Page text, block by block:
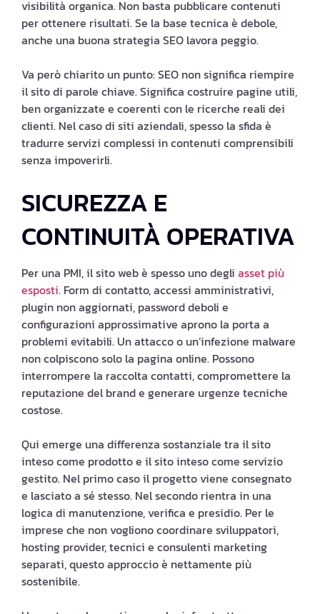
visibilità organica. Non basta pubblicare contenuti
per ottenere risultati. Se la base tecnica è debole,
anche una buona strategia SEO lavora peggio.
Va però chiarito un punto: SEO non significa riempire
il sito di parole chiave. Significa costruire pagine utili,
ben organizzate e coerenti con le ricerche reali dei
clienti. Nel caso di siti aziendali, spesso la sfida è
tradurre servizi complessi in contenuti comprensibili
senza impoverirli.
SICUREZZA E
CONTINUITÀ OPERATIVA
Per una PMI, il sito web è spesso uno degli asset più
esposti. Form di contatto, accessi amministrativi,
plugin non aggiornati, password deboli e
configurazioni approssimative aprono la porta a
problemi evitabili. Un attacco o un’infezione malware
non colpiscono solo la pagina online. Possono
interrompere la raccolta contatti, compromettere la
reputazione del brand e generare urgenze tecniche
costose.
Qui emerge una differenza sostanziale tra il sito
inteso come prodotto e il sito inteso come servizio
gestito. Nel primo caso il progetto viene consegnato
e lasciato a sé stesso. Nel secondo rientra in una
logica di manutenzione, verifica e presidio. Per le
imprese che non vogliono coordinare sviluppatori,
hosting provider, tecnici e consulenti marketing
separati, questo approccio è nettamente più
sostenibile.